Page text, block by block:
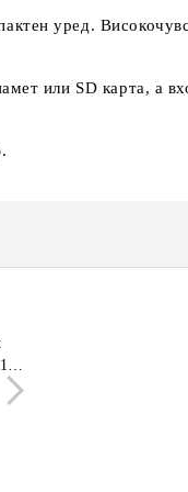
уред.
или SD карта, а